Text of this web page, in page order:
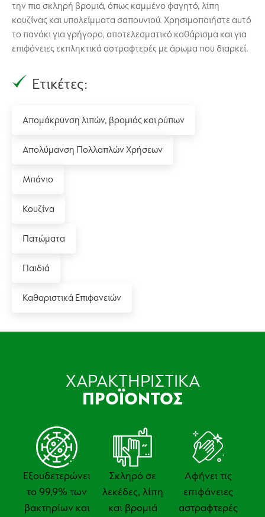
την πιο σκληρή βρομιά, όπως καμμένο φαγητό, λίπη
κουζίνας και υπολείμματα σαπουνιού. Χρησιμοποιήστε αυτό
το πανάκι για γρήγορο, αποτελεσματικό καθάρισμα και για
επιφάνειες εκπληκτικά αστραφτερές με άρωμα που διαρκεί.
Ετικέτες:
Απομάκρυνση λιπών, βρομιάς και ρύπων
Απολύμανση Πολλαπλών Χρήσεων
Μπάνιο
Κουζίνα
Πατώματα
Παιδιά
Καθαριστικά Επιφανειών
ΧΑΡΑΚΤΗΡΙΣΤΙΚΑ
ΠΡΟΪΟΝΤΟΣ
Εξουδετερώνει
το 99,9% των
βακτηρίων και
Σκληρό σε
λεκέδες, λίπη
και βρομιά
Αφήνει τις
επιφάνειες
αστραφτερές